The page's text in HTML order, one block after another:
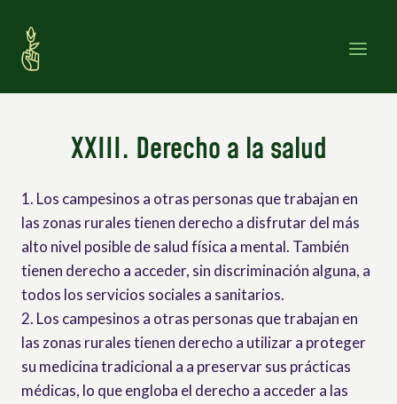
contenido
XXIII. Derecho a la salud
1. Los campesinos a otras personas que trabajan en
las zonas rurales tienen derecho a disfrutar del más
alto nivel posible de salud física a mental. También
tienen derecho a acceder, sin discriminación alguna, a
todos los servicios sociales a sanitarios.
2. Los campesinos a otras personas que trabajan en
las zonas rurales tienen derecho a utilizar a proteger
su medicina tradicional a a preservar sus prácticas
médicas, lo que engloba el derecho a acceder a las